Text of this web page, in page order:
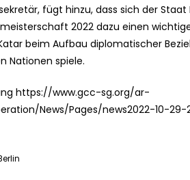
fügt hinzu, dass sich der
2022 dazu einen
beim Aufbau diplomatischer
Nationen spiele.
https://www.gcc-sg.org/ar-
News/Pages/news2022-10-29-